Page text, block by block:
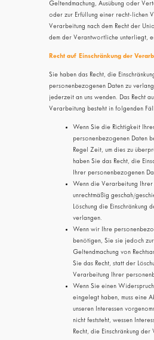
Geltendmachung, Ausübung oder
oder zur Erfüllung einer recht-lichen
Verarbeitung nach dem Recht der
dem der Verantwortliche unterliegt,
Recht auf Einschränkung der
Sie haben das Recht, die
personenbezogenen Daten zu
jederzeit an uns wenden. Das Recht
Verarbeitung besteht in folgenden
Wenn Sie die Richtigkeit
personenbezogenen Daten
Regel Zeit, um dies zu
haben Sie das Recht, die
Ihrer personenbezogenen
Wenn die Verarbeitung
unrechtmäßig geschah/
Löschung die Einschränkung
verlangen.
Wenn wir Ihre
benötigen, Sie sie jedoch
Geltendmachung von
Sie das Recht, statt der
Verarbeitung Ihrer
Wenn Sie einen
eingelegt haben, muss eine
unseren Interessen
nicht feststeht, wessen
Recht, die Einschränkung